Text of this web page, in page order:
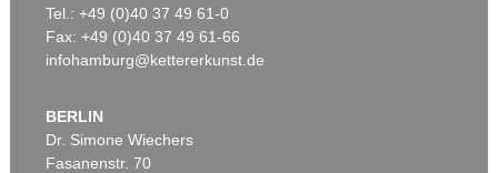
Tel.: +49 (0)40 37 49 61-0
Fax: +49 (0)40 37 49 61-66
infohamburg@kettererkunst.de
BERLIN
Dr. Simone Wiechers
Fasanenstr. 70